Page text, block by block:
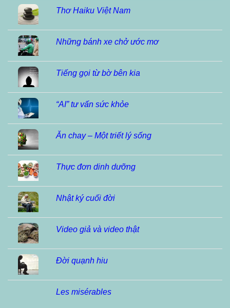
Thơ Haiku Việt Nam
Những bánh xe chở ước mơ
Tiếng gọi từ bờ bên kia
“AI” tư vấn sức khỏe
Ăn chay – Một triết lý sống
Thực đơn dinh dưỡng
Nhật ký cuối đời
Video giả và video thật
Đời quạnh hiu
Les misérables